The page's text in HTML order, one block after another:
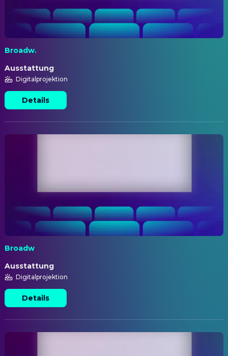
Broadw.
Ausstattung
Digitalprojektion
Details
Broadw
Ausstattung
Digitalprojektion
Details